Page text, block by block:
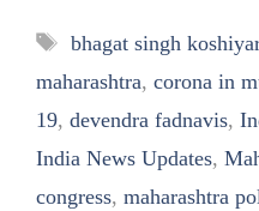
Tags
bhagat singh
maharashtra, corona in
19, devendra fadnavis,
India News Updates,
congress, maharashtra